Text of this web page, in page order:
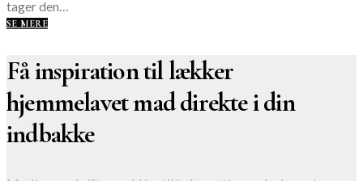
tager den…
SE MERE
Få inspiration til lækker
hjemmelavet mad direkte i din
indbakke